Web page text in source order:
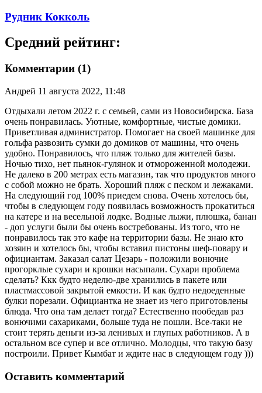
Рудник Кокколь
Средний рейтинг:
Комментарии (1)
Андрей 11 августа 2022, 11:48
Отдыхали летом 2022 г. с семьей, сами из Новосибирска. База
очень понравилась. Уютные, комфортные, чистые домики.
Приветливая администратор. Помогает на своей машинке для
гольфа развозить сумки до домиков от машины, что очень
удобно. Понравилось, что пляж только для жителей базы.
Ночью тихо, нет пьянок-гулянок и отмороженной молодежи.
Не далеко в 200 метрах есть магазин, так что продуктов много
с собой можно не брать. Хороший пляж с песком и лежаками.
На следующий год 100% приедем снова. Очень хотелось бы,
чтобы в следующем году появилась возможность прокатиться
на катере и на весельной лодке. Водные лыжи, плюшка, банан
- доп услуги были бы очень востребованы. Из того, что не
понравилось так это кафе на территории базы. Не знаю кто
хозяин и хотелось бы, чтобы вставил пистоны шеф-повару и
официантам. Заказал салат Цезарь - положили вонючие
прогорклые сухари и крошки насыпали. Сухари проблема
сделать? Ккк будто неделю-две хранились в пакете или
пластмассовой закрытой емкости. И как будто недоеденные
булки порезали. Официантка не знает из чего приготовлены
блюда. Что она там делает тогда? Естественно пообедав раз
вонючими сахариками, больше туда не пошли. Все-таки не
стоит терять деньги из-за ленивых и глупых работников. А в
остальном все супер и все отлично. Молодцы, что такую базу
построили. Привет Кымбат и ждите нас в следующем году )))
Оставить комментарий